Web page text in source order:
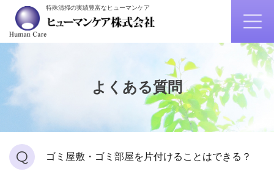
特殊清掃の実績豊富なヒューマンケア
よくある質問
Q ゴミ屋敷・ゴミ部屋を片付けることはできる？